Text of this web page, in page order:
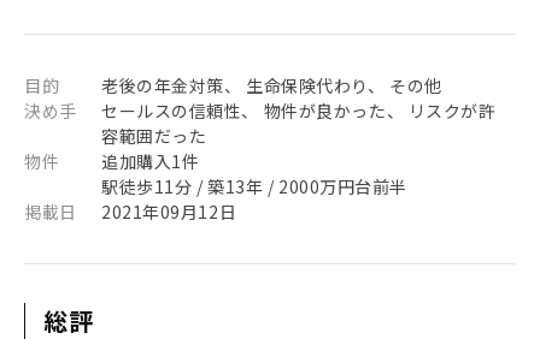
目的
老後の年金対策、 生命保険代わり、 その他
決め手
セールスの信頼性、 物件が良かった、 リスクが許
容範囲だった
物件
追加購入1件
駅徒歩11分 / 築13年 / 2000万円台前半
掲載日
2021年09月12日
総評